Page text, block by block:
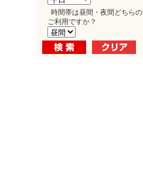
時間帯は昼間・夜間どちらの
ご利用ですか？